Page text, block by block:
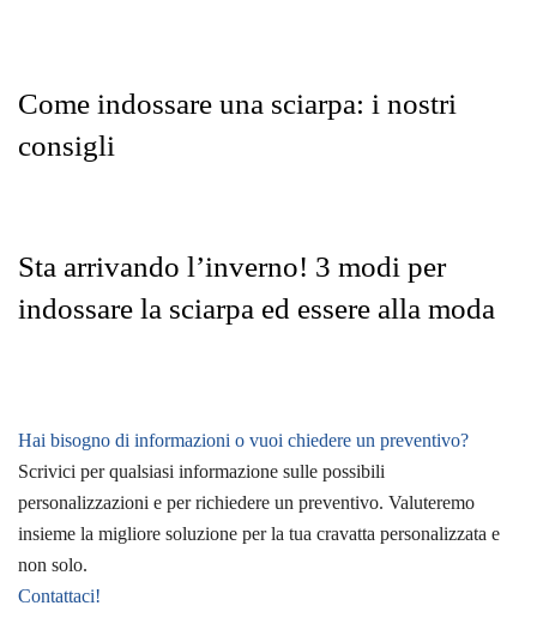
Come indossare una sciarpa: i nostri
consigli
Sta arrivando l’inverno! 3 modi per
indossare la sciarpa ed essere alla moda
Hai bisogno di informazioni o vuoi chiedere un preventivo?
Scrivici per qualsiasi informazione sulle possibili
personalizzazioni e per richiedere un preventivo. Valuteremo
insieme la migliore soluzione per la tua cravatta personalizzata e
non solo.
Contattaci!